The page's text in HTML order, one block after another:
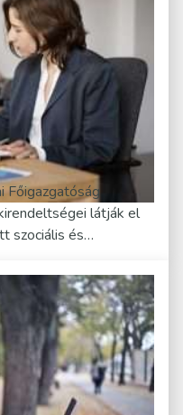
Főigazgatóság
látják el
szociális és…